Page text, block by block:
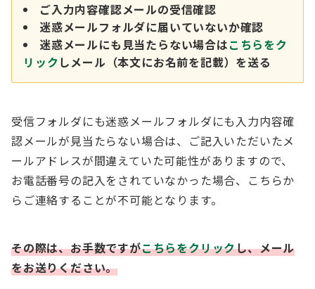
ご入力内容確認メールの受信確認
迷惑メールフォルダに届いていないか確認
迷惑メールにも見当たらない場合はこちらをク
リックしメール（本文にお名前を記載）を送る
受信フォルダにも迷惑メールフォルダにも入力内容確
認メールが見当たらない場合は、ご記入いただいたメ
ールアドレスが間違えていた可能性がありますので、
お電話番号の記入をされていなかった場合、こちらか
らご連絡することが不可能となります。
その際は、お手数ですがこちらをクリックし、メール
をお送りください。